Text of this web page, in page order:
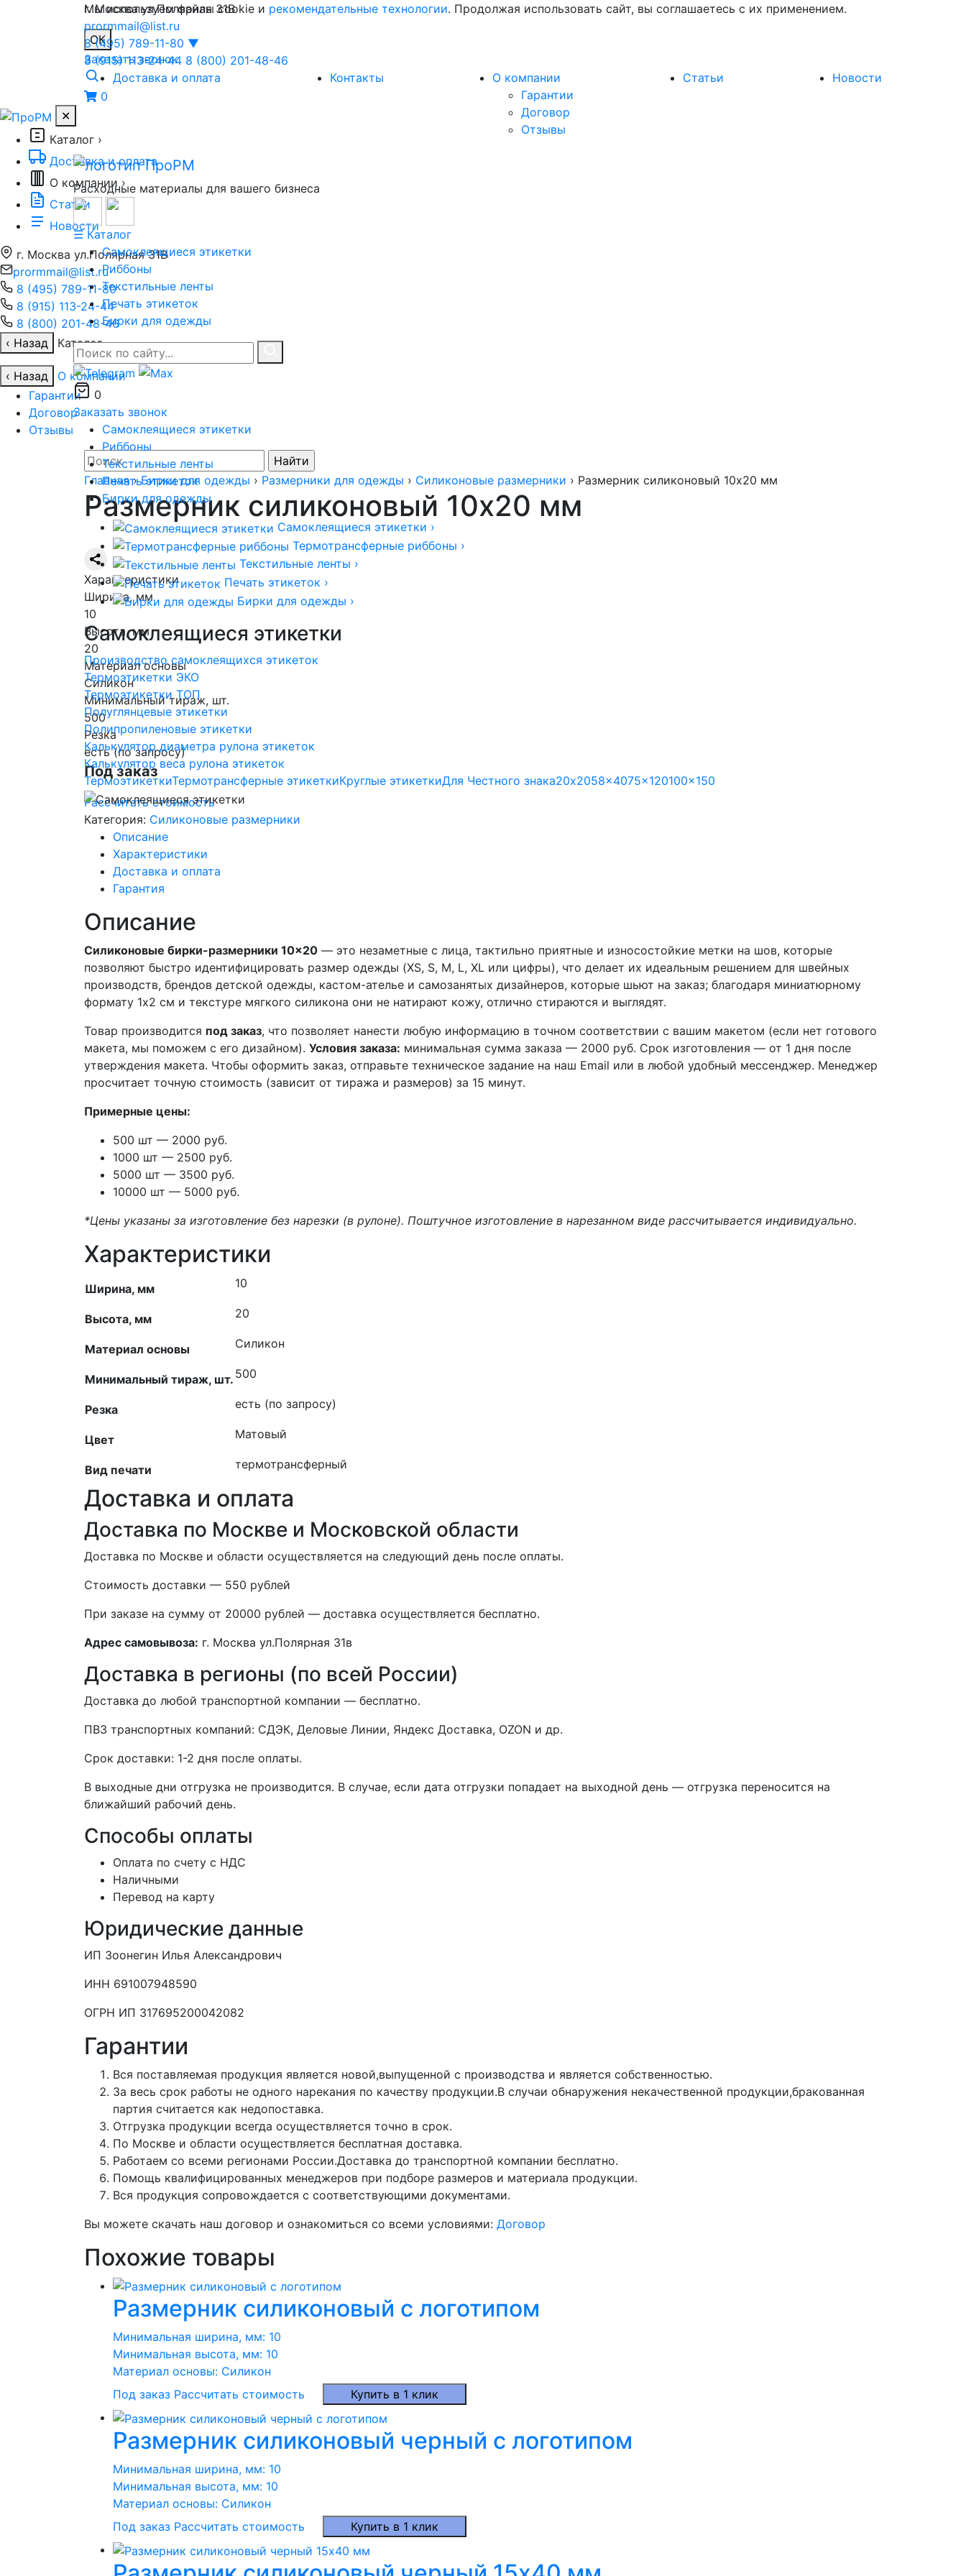
Мы используем файлы cookie и рекомендательные технологии. Продолжая использовать сайт, вы соглашаетесь с их применением.
ОК
г. Москва ул.Полярная 31В
prormmail@list.ru
8 (495) 789-11-80 ▼
8 (915) 113-24-44 8 (800) 201-48-46
Доставка и оплата
Контакты
О компании
Гарантии
Договор
Отзывы
Статьи Новости
Расходные материалы для вашего бизнеса
☰ Каталог
Самоклеящиеся этикетки
Риббоны
Текстильные ленты
Печать этикеток
Бирки для одежды
0
Заказать звонок
Самоклеящиеся этикетки
Риббоны
Текстильные ленты
Печать этикеток
Бирки для одежды
Самоклеящиеся этикетки ›
Термотрансферные риббоны ›
Текстильные ленты ›
Печать этикеток ›
Бирки для одежды ›
Самоклеящиеся этикетки
Производство самоклеящихся этикеток
Термоэтикетки ЭКО
Термоэтикетки ТОП
Полуглянцевые этикетки
Полипропиленовые этикетки
Калькулятор диаметра рулона этикеток
Калькулятор веса рулона этикеток
ТермоэтикеткиТермотрансферные этикеткиКруглые этикеткиДля Честного знака20x2058x4075x120100x150
Заказать звонок
0
✕
Каталог ›
Доставка и оплата
О компании ›
Статьи
Новости
г. Москва ул.Полярная 31В
prormmail@list.ru
8 (495) 789-11-80
8 (915) 113-24-44
8 (800) 201-48-46
‹ Назад
Каталог
‹ Назад
О компании
Гарантии
Договор
Отзывы
Найти:
Главная›Бирки для одежды › Размерники для одежды › Силиконовые размерники › Размерник силиконовый 10х20 мм
Размерник силиконовый 10х20 мм
Характеристики
Ширина, мм
10
Высота, мм
20
Материал основы
Силикон
Минимальный тираж, шт.
500
Резка
есть (по запросу)
Под заказ
Рассчитать стоимость
Категория: Силиконовые размерники
Описание
Характеристики
Доставка и оплата
Гарантия
Описание
Силиконовые бирки-размерники 10×20 — это незаметные с лица, тактильно приятные и износостойкие метки на шов, которые
позволяют быстро идентифицировать размер одежды (XS, S, M, L, XL или цифры), что делает их идеальным решением для швейных
производств, брендов детской одежды, кастом-ателье и самозанятых дизайнеров, которые шьют на заказ; благодаря миниатюрному
формату 1х2 см и текстуре мягкого силикона они не натирают кожу, отлично стираются и выглядят.
Товар производится под заказ, что позволяет нанести любую информацию в точном соответствии с вашим макетом (если нет готового
макета, мы поможем с его дизайном). Условия заказа: минимальная сумма заказа — 2000 руб. Срок изготовления — от 1 дня после
утверждения макета. Чтобы оформить заказ, отправьте техническое задание на наш Email или в любой удобный мессенджер. Менеджер
просчитает точную стоимость (зависит от тиража и размеров) за 15 минут.
Примерные цены:
500 шт — 2000 руб.
1000 шт — 2500 руб.
5000 шт — 3500 руб.
10000 шт — 5000 руб.
*Цены указаны за изготовление без нарезки (в рулоне). Поштучное изготовление в нарезанном виде рассчитывается индивидуально.
Характеристики
Ширина, мм 10
Высота, мм 20
Материал основы Силикон
Минимальный тираж, шт. 500
Резка есть (по запросу)
Цвет Матовый
Вид печати термотрансферный
Доставка и оплата
Доставка по Москве и Московской области
Доставка по Москве и области осуществляется на следующий день после оплаты.
Стоимость доставки — 550 рублей
При заказе на сумму от 20000 рублей — доставка осуществляется бесплатно.
Адрес самовывоза: г. Москва ул.Полярная 31в
Доставка в регионы (по всей России)
Доставка до любой транспортной компании — бесплатно.
ПВЗ транспортных компаний: СДЭК, Деловые Линии, Яндекс Доставка, OZON и др.
Срок доставки: 1-2 дня после оплаты.
В выходные дни отгрузка не производится. В случае, если дата отгрузки попадает на выходной день — отгрузка переносится на
ближайший рабочий день.
Способы оплаты
Оплата по счету с НДС
Наличными
Перевод на карту
Юридические данные
ИП Зоонегин Илья Александрович
ИНН 691007948590
ОГРН ИП 317695200042082
Гарантии
Вся поставляемая продукция является новой,выпущенной с производства и является собственностью.
За весь срок работы не одного нарекания по качеству продукции.В случаи обнаружения некачественной продукции,бракованная
партия считается как недопоставка.
Отгрузка продукции всегда осуществляется точно в срок.
По Москве и области осуществляется бесплатная доставка.
Работаем со всеми регионами России.Доставка до транспортной компании бесплатно.
Помощь квалифицированных менеджеров при подборе размеров и материала продукции.
Вся продукция сопровождается с соответствующими документами.
Вы можете скачать наш договор и ознакомиться со всеми условиями: Договор
Похожие товары
Размерник силиконовый с логотипом
Минимальная ширина, мм: 10
Минимальная высота, мм: 10
Материал основы: Силикон
Под заказ Рассчитать стоимость Купить в 1 клик
Размерник силиконовый черный с логотипом
Минимальная ширина, мм: 10
Минимальная высота, мм: 10
Материал основы: Силикон
Под заказ Рассчитать стоимость Купить в 1 клик